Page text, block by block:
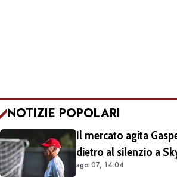
NOTIZIE POPOLARI
Il mercato agita
dietro al silenzio a
è emerso dal meeting
ago 07, 14:04